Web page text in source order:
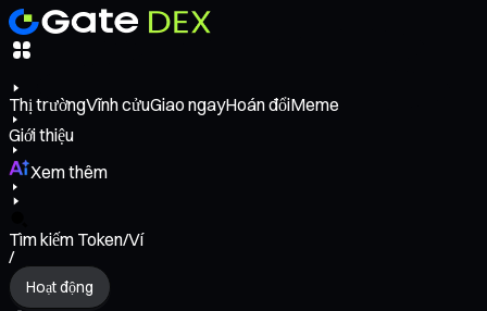
Thị trườngVĩnh cửuGiao ngayHoán đổiMeme
Giới thiệu
Xem thêm
Tìm kiếm Token/Ví
/
Hoạt động